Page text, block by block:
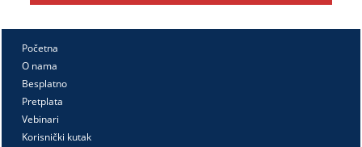
Početna
O nama
Besplatno
Pretplata
Vebinari
Korisnički kutak